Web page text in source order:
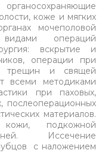
коже и мягких
мочеполовой
операций
вскрытие и
операции при
трещин и свящей
методиками
при паховых,
послеоперационных
материалов.
кожи, подкожной
Иссечение
с наложением